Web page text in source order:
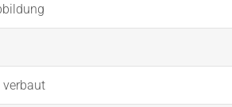
verbaut